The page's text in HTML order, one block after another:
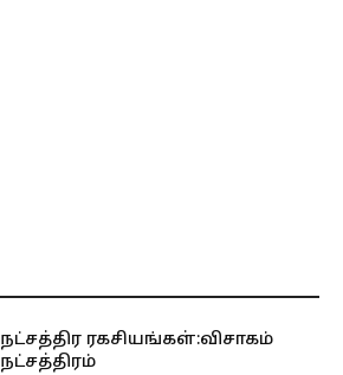
நட்சத்திர ரகசியங்கள்:விசாகம்
நட்சத்திரம்